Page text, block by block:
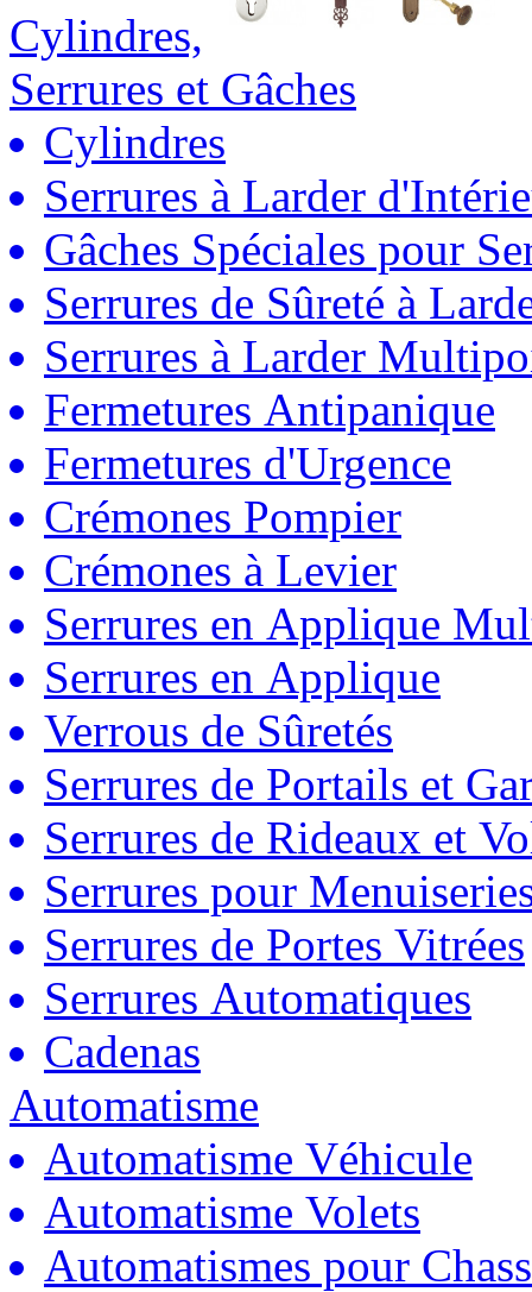
Cylindres,
Serrures et Gâches
Cylindres
Serrures à Larder
Gâches Spéciales pour
Serrures de Sûreté à
Serrures à Larder
Fermetures Antipanique
Fermetures d'Urgence
Crémones Pompier
Crémones à Levier
Serrures en Applique
Serrures en Applique
Verrous de Sûretés
Serrures de Portails et
Serrures de Rideaux et
Serrures pour
Serrures de Portes Vitrées
Serrures Automatiques
Cadenas
Automatisme
Automatisme Véhicule
Automatisme Volets
Automatismes pour